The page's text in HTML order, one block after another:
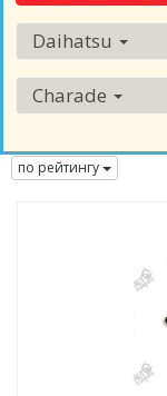
Daihatsu
Charade
по рейтингу